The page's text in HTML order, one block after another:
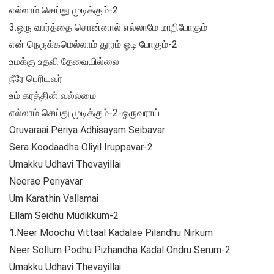
எல்லாம் செய்து முடிக்கும்-2
3.ஒரு வார்த்தை சொன்னால் எல்லாமே மாறிபோகும்
என் நெருக்கமெல்லாம் தூரம் ஓடி போகும்-2
உமக்கு உதவி தேவையில்லை
நீரே பெரியவர்
உம் கரத்தின் வல்லமை
எல்லாம் செய்து முடிக்கும்-2-ஒருவராய்
Oruvaraai Periya Adhisayam Seibavar
Sera Koodaadha Oliyil Iruppavar-2
Umakku Udhavi Thevayillai
Neerae Periyavar
Um Karathin Vallamai
Ellam Seidhu Mudikkum-2
1.Neer Moochu Vittaal Kadalae Pilandhu Nirkum
Neer Sollum Podhu Pizhandha Kadal Ondru Serum-2
Umakku Udhavi Thevayillai